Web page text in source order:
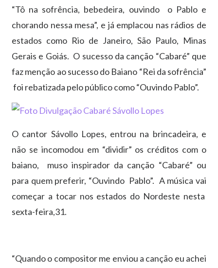
“Tô na sofrência, bebedeira, ouvindo o Pablo e
chorando nessa mesa”, e já emplacou nas rádios de
estados como Rio de Janeiro, São Paulo, Minas
Gerais e Goiás. O sucesso da canção “Cabaré” que
faz menção ao sucesso do Baiano “Rei da sofrência”
foi rebatizada pelo público como “Ouvindo Pablo”.
O cantor Sávollo Lopes, entrou na brincadeira, e
não se incomodou em “dividir” os créditos com o
baiano, muso inspirador da canção “Cabaré” ou
para quem preferir, “Ouvindo Pablo”. A música vai
começar a tocar nos estados do Nordeste nesta
sexta-feira,31.
“Quando o compositor me enviou a canção eu achei